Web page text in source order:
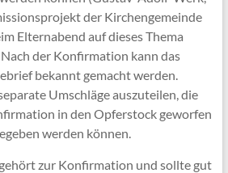
der Kirchengemeinde
Elternabend auf dieses Thema
der Konfirmation kann das
bekannt gemacht werden.
Umschläge auszuteilen, die
in den Opferstock geworfen
werden können.
zur Konfirmation und sollte gut